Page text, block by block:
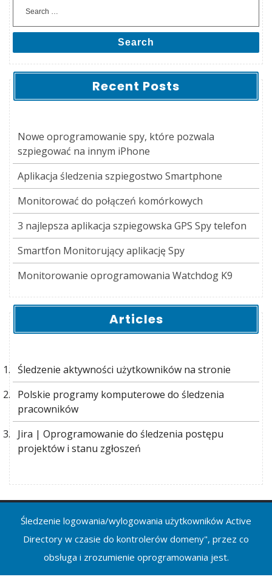
Search
Recent Posts
Nowe oprogramowanie spy, które pozwala
szpiegować na innym iPhone
Aplikacja śledzenia szpiegostwo Smartphone
Monitorować do połączeń komórkowych
3 najlepsza aplikacja szpiegowska GPS Spy telefon
Smartfon Monitorujący aplikację Spy
Monitorowanie oprogramowania Watchdog K9
Articles
Śledzenie aktywności użytkowników na stronie
Polskie programy komputerowe do śledzenia
pracowników
Jira | Oprogramowanie do śledzenia postępu
projektów i stanu zgłoszeń
Śledzenie logowania/wylogowania użytkowników Active
Directory w czasie do kontrolerów domeny", przez co
obsługa i zrozumienie oprogramowania jest.